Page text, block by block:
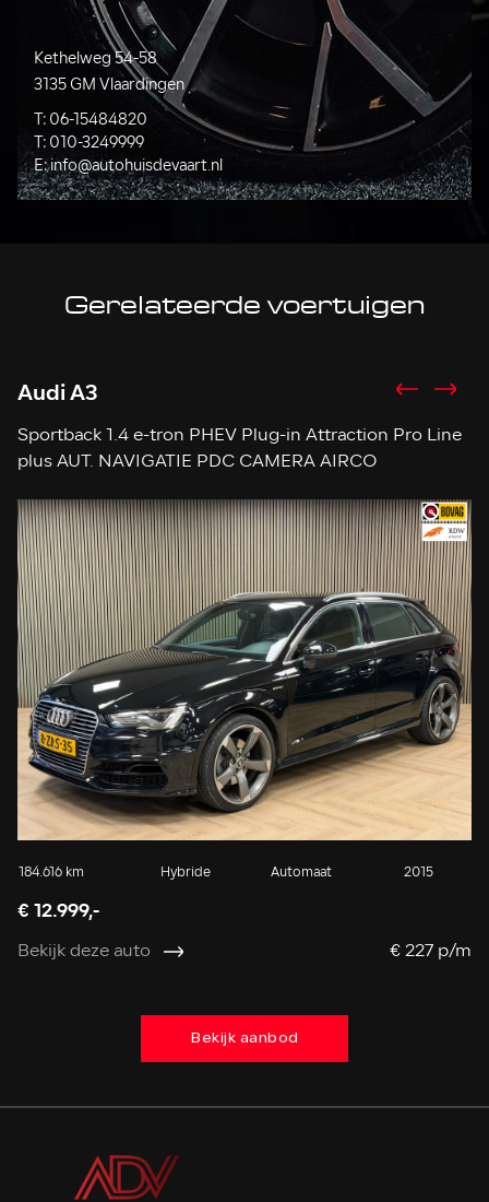
Kethelweg 54-58
3135 GM Vlaardingen
T: 06-15484820
T: 010-3249999
E:info@autohuisdevaart.nl
Gerelateerde voertuigen
Audi A3
Sportback 1.4 e-tron PHEV Plug-in Attraction Pro Line
plus AUT. NAVIGATIE PDC CAMERA AIRCO
184.616 km Hybride Automaat 2015
€ 12.999,-
Bekijk deze auto € 227 p/m
Bekijk aanbod